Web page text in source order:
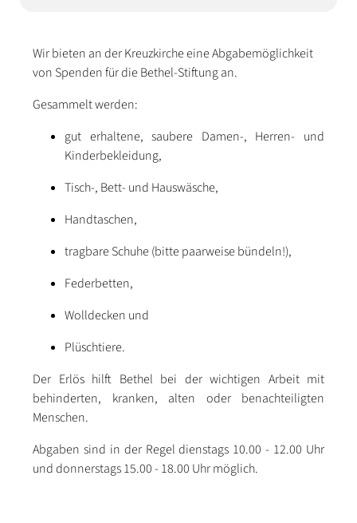
Wir bieten an der Kreuzkirche eine Abgabemöglichkeit
von Spenden für die Bethel-Stiftung an.
Gesammelt werden:
gut erhaltene, saubere Damen-, Herren- und
Kinderbekleidung,
Tisch-, Bett- und Hauswäsche,
Handtaschen,
tragbare Schuhe (bitte paarweise bündeln!),
Federbetten,
Wolldecken und
Plüschtiere.
Der Erlös hilft Bethel bei der wichtigen Arbeit mit
behinderten, kranken, alten oder benachteiligten
Menschen.
Abgaben sind in der Regel dienstags 10.00 - 12.00 Uhr
und donnerstags 15.00 - 18.00 Uhr möglich.